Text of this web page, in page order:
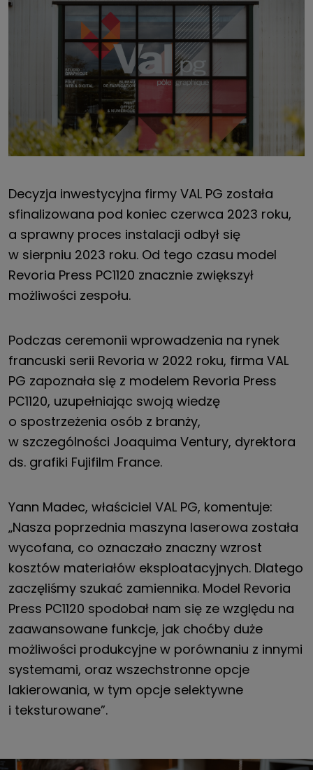
Decyzja inwestycyjna firmy VAL PG została
sfinalizowana pod koniec czerwca 2023 roku,
a sprawny proces instalacji odbył się
w sierpniu 2023 roku. Od tego czasu model
Revoria Press PC1120 znacznie zwiększył
możliwości zespołu.
Podczas ceremonii wprowadzenia na rynek
francuski serii Revoria w 2022 roku, firma VAL
PG zapoznała się z modelem Revoria Press
PC1120, uzupełniając swoją wiedzę
o spostrzeżenia osób z branży,
w szczególności Joaquima Ventury, dyrektora
ds. grafiki Fujifilm France.
Yann Madec, właściciel VAL PG, komentuje:
„Nasza poprzednia maszyna laserowa została
wycofana, co oznaczało znaczny wzrost
kosztów materiałów eksploatacyjnych. Dlatego
zaczęliśmy szukać zamiennika. Model Revoria
Press PC1120 spodobał nam się ze względu na
zaawansowane funkcje, jak choćby duże
możliwości produkcyjne w porównaniu z innymi
systemami, oraz wszechstronne opcje
lakierowania, w tym opcje selektywne
i teksturowane”.